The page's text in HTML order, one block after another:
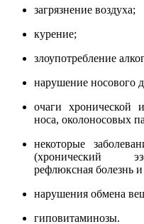
загрязнение воздуха;
курение;
злоупотребление
нарушение носового
очаги хронической
носа, околоносовых
некоторые
(хронический
рефлюксная болезнь
нарушения обмена
гиповитаминозы.